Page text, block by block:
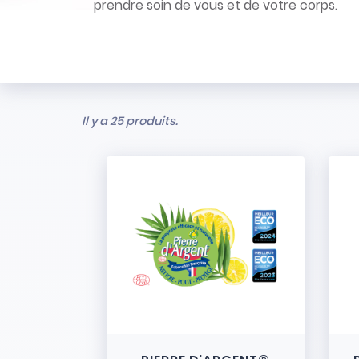
prendre soin de vous et de votre corps.
Il y a 25 produits.